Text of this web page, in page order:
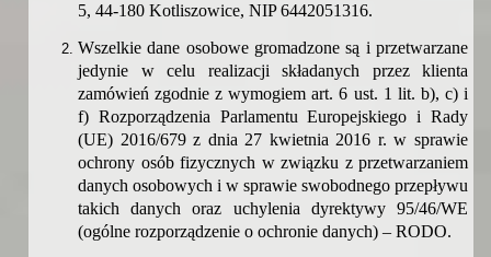
5, 44-180 Kotliszowice, NIP 6442051316.
Wszelkie dane osobowe gromadzone są i przetwarzane
jedynie w celu realizacji składanych przez klienta
zamówień zgodnie z wymogiemart. 6 ust. 1 lit. b), c) i
f) Rozporządzenia Parlamentu Europejskiego i Rady
(UE) 2016/679 z dnia 27 kwietnia 2016 r. w sprawie
ochrony osób fizycznych w związku z przetwarzaniem
danych osobowych i w sprawie swobodnego przepływu
takich danych oraz uchylenia dyrektywy 95/46/WE
(ogólne rozporządzenie o ochronie danych) – RODO.